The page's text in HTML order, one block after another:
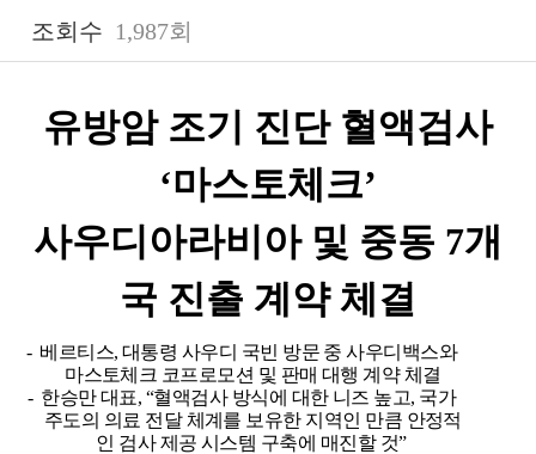
조회수 1,987회
본문
유방암 조기 진단 혈액검사
‘마스토체크’
사우디아라비아 및 중동 7개
국 진출 계약 체결
- 베르티스, 대통령 사우디 국빈 방문 중 사우디백스와
마스토체크 코프로모션 및 판매 대행 계약 체결
- 한승만 대표, “혈액검사 방식에 대한 니즈 높고, 국가
주도의 의료 전달 체계를 보유한 지역인 만큼 안정적
인 검사 제공 시스템 구축에 매진할 것”